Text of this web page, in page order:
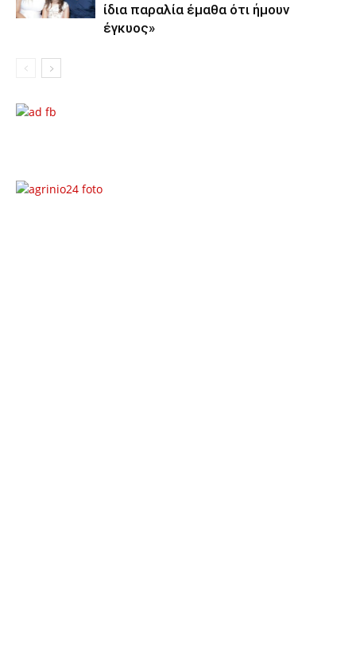
ίδια παραλία έμαθα ότι ήμουν
έγκυος»